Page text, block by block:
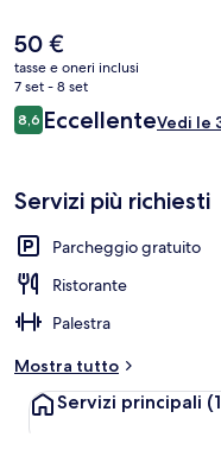
pubblici nelle vicinanze:
di Bujeon a 9 min a piedi.
Il
prezzo
attuale
è
50 €
50 €
tasse e oneri inclusi
7 set - 8 set
Recensioni
8,68,6 su 10
EccellenteVedi le
Servizi più richiesti
Parcheggio gratuito
Ristorante
Palestra
Mostra tutto
Servizi principali